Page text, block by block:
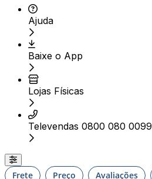
Ajuda
Baixe o App
Lojas Físicas
Televendas 0800 080 0099
Frete Preço Avaliações